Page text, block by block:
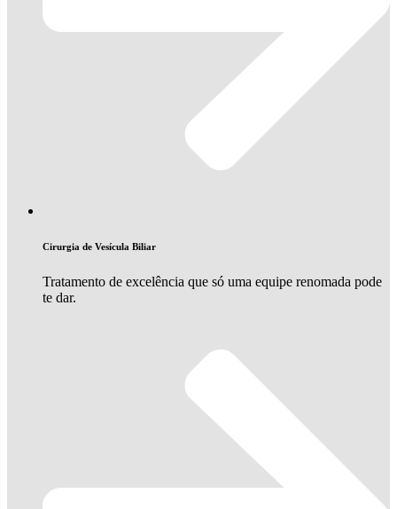
Cirurgia de Vesícula Biliar
Tratamento de excelência que só uma equipe renomada pode
te dar.